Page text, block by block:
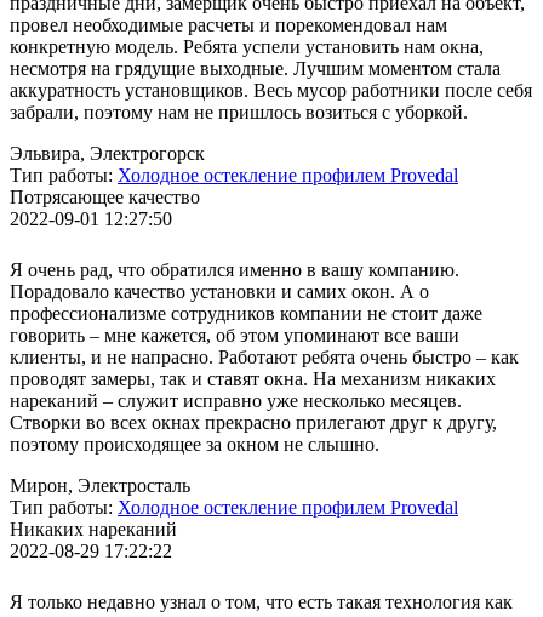
провел необходимые расчеты и порекомендовал нам
конкретную модель. Ребята успели установить нам окна,
несмотря на грядущие выходные. Лучшим моментом стала
аккуратность установщиков. Весь мусор работники после себя
забрали, поэтому нам не пришлось возиться с уборкой.
Эльвира, Электрогорск
Тип работы: Холодное остекление профилем Provedal
Потрясающее качество
2022-09-01 12:27:50
Я очень рад, что обратился именно в вашу компанию.
Порадовало качество установки и самих окон. А о
профессионализме сотрудников компании не стоит даже
говорить – мне кажется, об этом упоминают все ваши
клиенты, и не напрасно. Работают ребята очень быстро – как
проводят замеры, так и ставят окна. На механизм никаких
нареканий – служит исправно уже несколько месяцев.
Створки во всех окнах прекрасно прилегают друг к другу,
поэтому происходящее за окном не слышно.
Мирон, Электросталь
Тип работы: Холодное остекление профилем Provedal
Никаких нареканий
2022-08-29 17:22:22
Я только недавно узнал о том, что есть такая технология как